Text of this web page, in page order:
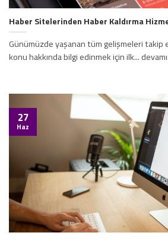
Haber Sitelerinden Haber Kaldırma
Günümüzde yaşanan tüm gelişmeleri takip
konu hakkında bilgi edinmek için ilk...
27
Haz